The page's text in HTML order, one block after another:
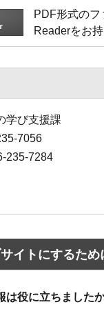
PDF形式の
Readerをお
学び支援課
7056
235-7284
イトにするた
は役に立ちました